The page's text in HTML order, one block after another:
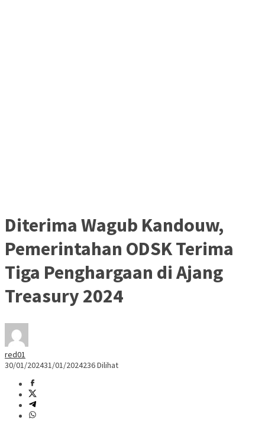
Diterima Wagub Kandouw,
Pemerintahan ODSK Terima
Tiga Penghargaan di Ajang
Treasury 2024
red01
30/01/202431/01/2024236 Dilihat